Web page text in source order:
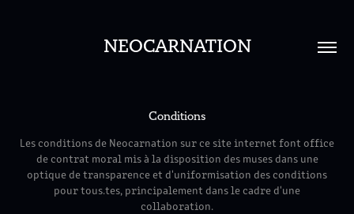
NEOCARNATION
Conditions
Les conditions de Neocarnation sur ce site internet font office
de contrat moral mis à la disposition des muses dans une
optique de transparence et d'uniformisation des conditions
pour tous.tes, principalement dans le cadre d'une
collaboration.